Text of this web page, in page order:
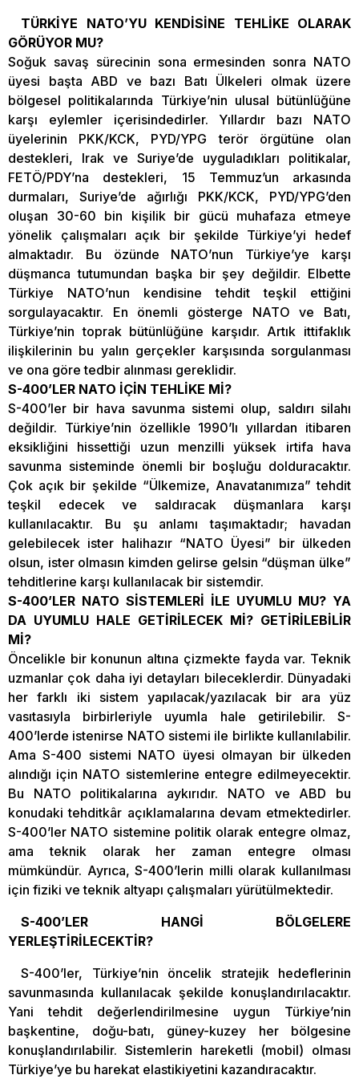
TÜRKİYE NATO’YU KENDİSİNE TEHLİKE OLARAK
GÖRÜYOR MU?
Soğuk savaş sürecinin sona ermesinden sonra NATO
üyesi başta ABD ve bazı Batı Ülkeleri olmak üzere
bölgesel politikalarında Türkiye’nin ulusal bütünlüğüne
karşı eylemler içerisindedirler. Yıllardır bazı NATO
üyelerinin PKK/KCK, PYD/YPG terör örgütüne olan
destekleri, Irak ve Suriye’de uyguladıkları politikalar,
FETÖ/PDY’na destekleri, 15 Temmuz’un arkasında
durmaları, Suriye’de ağırlığı PKK/KCK, PYD/YPG’den
oluşan 30-60 bin kişilik bir gücü muhafaza etmeye
yönelik çalışmaları açık bir şekilde Türkiye’yi hedef
almaktadır. Bu özünde NATO’nun Türkiye’ye karşı
düşmanca tutumundan başka bir şey değildir. Elbette
Türkiye NATO’nun kendisine tehdit teşkil ettiğini
sorgulayacaktır. En önemli gösterge NATO ve Batı,
Türkiye’nin toprak bütünlüğüne karşıdır. Artık ittifaklık
ilişkilerinin bu yalın gerçekler karşısında sorgulanması
ve ona göre tedbir alınması gereklidir.
S-400’LER NATO İÇİN TEHLİKE Mİ?
S-400’ler bir hava savunma sistemi olup, saldırı silahı
değildir. Türkiye’nin özellikle 1990’lı yıllardan itibaren
eksikliğini hissettiği uzun menzilli yüksek irtifa hava
savunma sisteminde önemli bir boşluğu dolduracaktır.
Çok açık bir şekilde “Ülkemize, Anavatanımıza” tehdit
teşkil edecek ve saldıracak düşmanlara karşı
kullanılacaktır. Bu şu anlamı taşımaktadır; havadan
gelebilecek ister halihazır “NATO Üyesi” bir ülkeden
olsun, ister olmasın kimden gelirse gelsin “düşman ülke”
tehditlerine karşı kullanılacak bir sistemdir.
S-400’LER NATO SİSTEMLERİ İLE UYUMLU MU? YA
DA UYUMLU HALE GETİRİLECEK Mİ? GETİRİLEBİLİR
Mİ?
Öncelikle bir konunun altına çizmekte fayda var. Teknik
uzmanlar çok daha iyi detayları bileceklerdir. Dünyadaki
her farklı iki sistem yapılacak/yazılacak bir ara yüz
vasıtasıyla birbirleriyle uyumla hale getirilebilir. S-
400’lerde istenirse NATO sistemi ile birlikte kullanılabilir.
Ama S-400 sistemi NATO üyesi olmayan bir ülkeden
alındığı için NATO sistemlerine entegre edilmeyecektir.
Bu NATO politikalarına aykırıdır. NATO ve ABD bu
konudaki tehditkâr açıklamalarına devam etmektedirler.
S-400’ler NATO sistemine politik olarak entegre olmaz,
ama teknik olarak her zaman entegre olması
mümkündür. Ayrıca, S-400’lerin milli olarak kullanılması
için fiziki ve teknik altyapı çalışmaları yürütülmektedir.
S-400’LER HANGİ BÖLGELERE
YERLEŞTİRİLECEKTİR?
S-400’ler, Türkiye’nin öncelik stratejik hedeflerinin
savunmasında kullanılacak şekilde konuşlandırılacaktır.
Yani tehdit değerlendirilmesine uygun Türkiye’nin
başkentine, doğu-batı, güney-kuzey her bölgesine
konuşlandırılabilir. Sistemlerin hareketli (mobil) olması
Türkiye’ye bu harekat elastikiyetini kazandıracaktır.